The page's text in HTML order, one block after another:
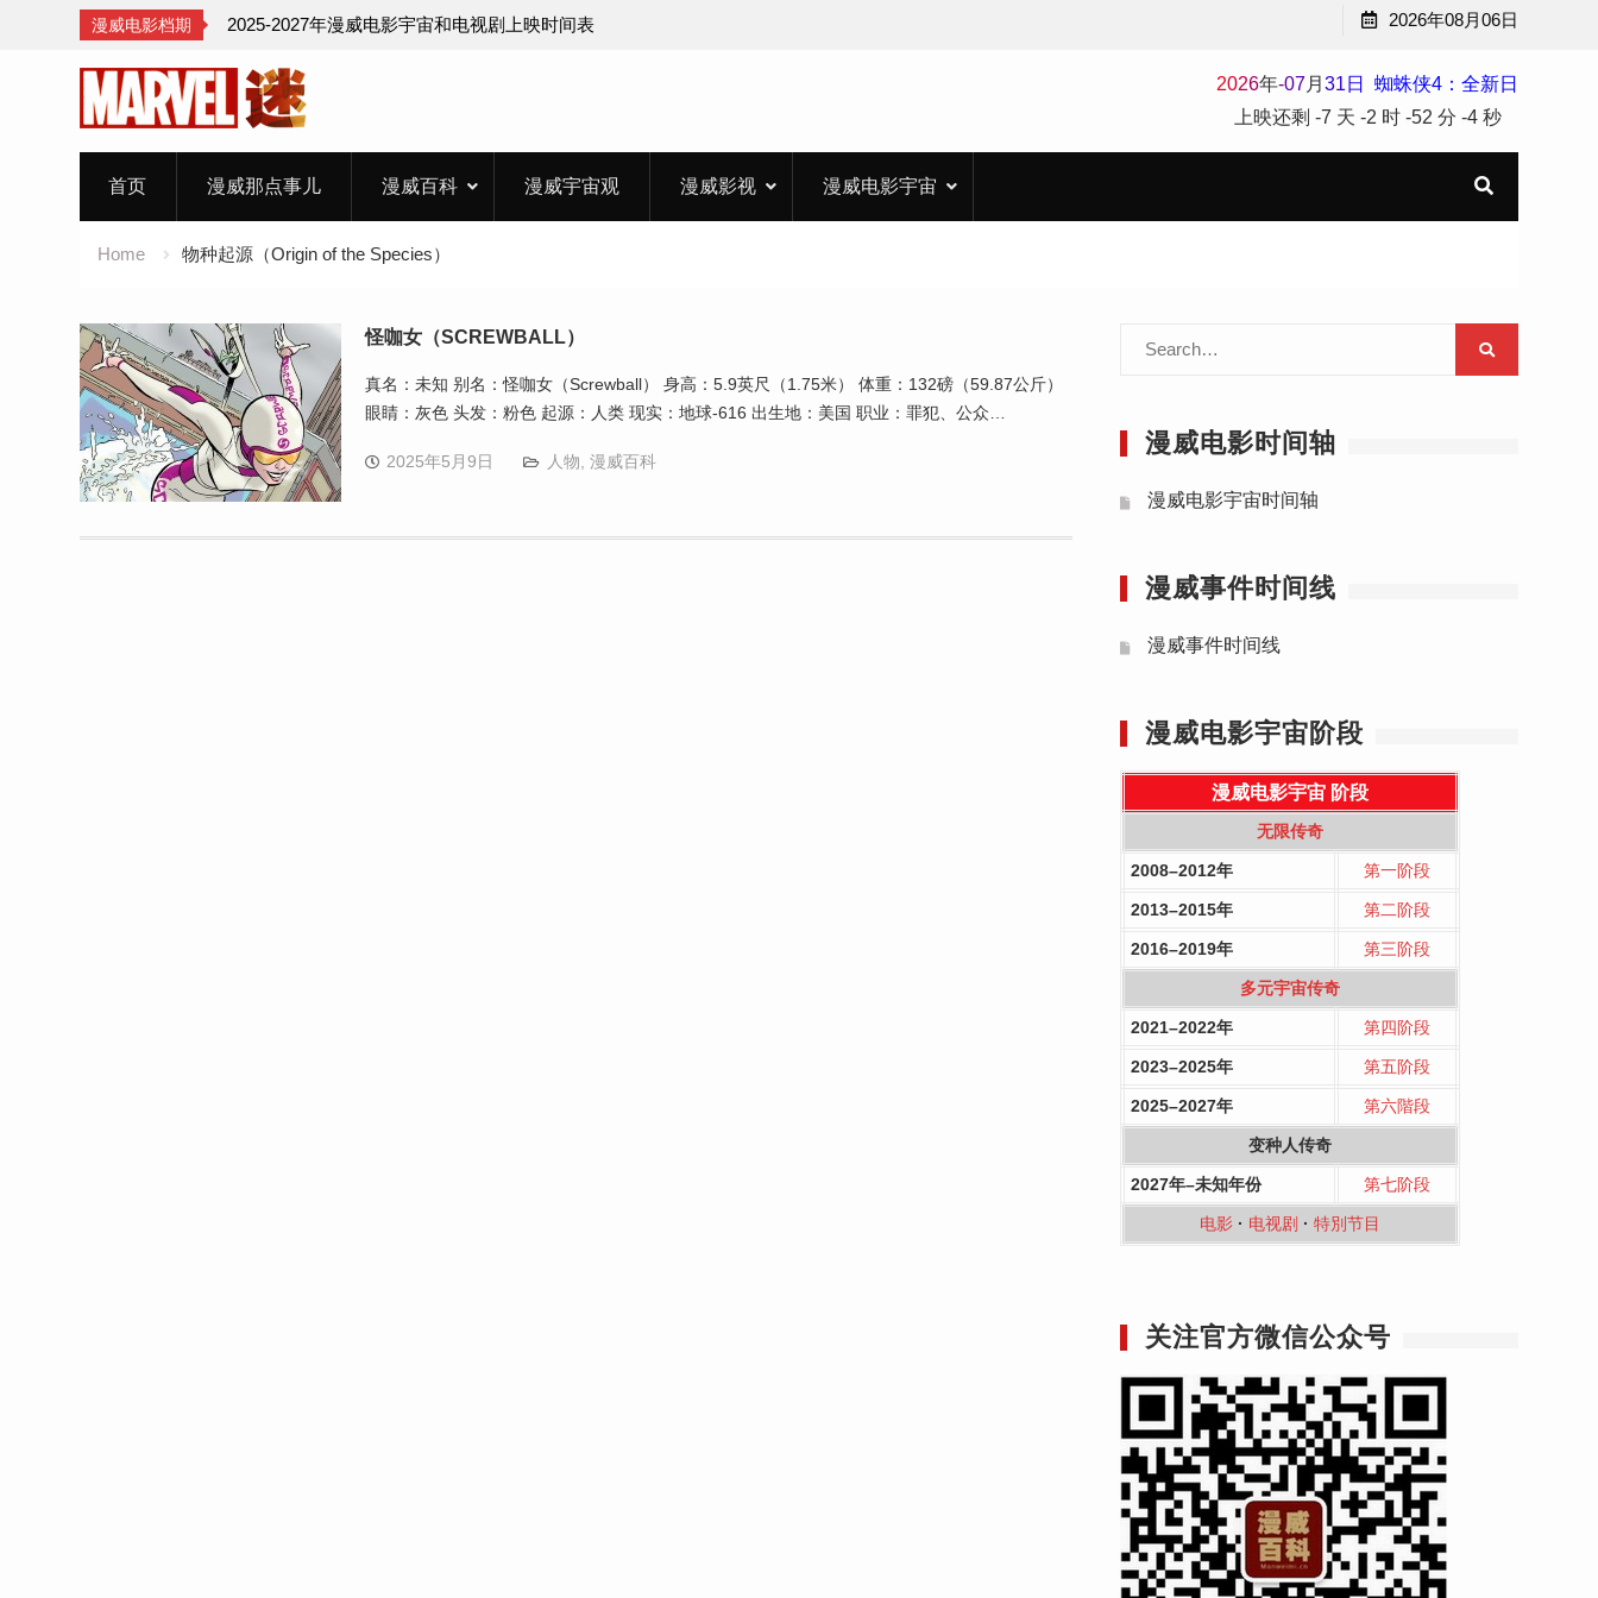
漫威电影档期 2025-2027年漫威电影宇宙和电视剧上映时间表 2026年08月06日
2026年-07月 31 日
蜘蛛侠4：全新日
上映还剩 -7 天 -2 时 -52 分 -4 秒
首页 漫威那点事儿 漫威百科 漫威宇宙观 漫威影视 漫威电影宇宙
Home 物种起源（Origin of the Species）
怪咖女（SCREWBALL）
真名：未知 别名：怪咖女（Screwball） 身高：5.9英尺（1.75米） 体重：132磅（59.87公斤）
眼睛：灰色 头发：粉色 起源：人类 现实：地球-616 出生地：美国 职业：罪犯、公众…
2025年5月9日 人物 漫威百科
Search
漫威电影时间轴
漫威电影宇宙时间轴
漫威事件时间线
漫威事件时间线
漫威电影宇宙阶段
漫威电影宇宙 阶段
无限传奇
2008–2012年 第一阶段
2013–2015年 第二阶段
2016–2019年 第三阶段
多元宇宙传奇
2021–2022年 第四阶段
2023–2025年 第五阶段
2025–2027年 第六階段
变种人传奇
2027年–未知年份 第七阶段
电影 · 电视剧 · 特別节目
关注官方微信公众号